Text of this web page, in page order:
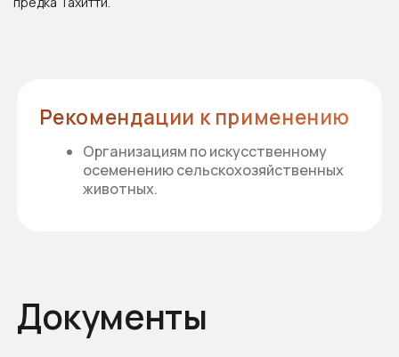
Документы
Смотрите также